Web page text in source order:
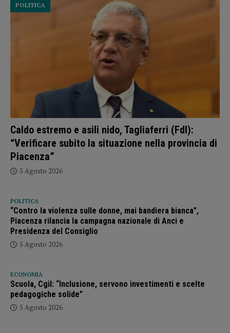
Caldo estremo e asili nido, Tagliaferri (FdI):
“Verificare subito la situazione nella provincia di
Piacenza”
POLITICA
5 Agosto 2026
POLITICA
“Contro la violenza sulle donne, mai bandiera bianca”,
Piacenza rilancia la campagna nazionale di Anci e
Presidenza del Consiglio
5 Agosto 2026
ECONOMIA
Scuola, Cgil: “Inclusione, servono investimenti e scelte
pedagogiche solide”
5 Agosto 2026